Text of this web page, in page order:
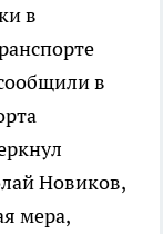
в
в
Новиков,
мера,